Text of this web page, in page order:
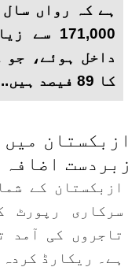
ہے کہ رواں
داخل ہوئے، جو
کا 89 فیصد ہیں...
ازبکستان
زبردست اضافہ
ازبکستان کے
سرکاری رپورٹ
تاجروں کی آمد
ہے۔ ریکارڈ